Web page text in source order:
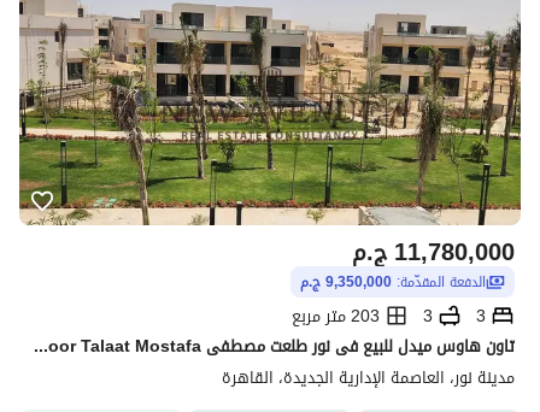
ج.م11,780,000
الدفعة المقدّمة: 9,350,000 ج.م
3
3
203 متر مربع
تاون هاوس ميدل للبيع فى نور طلعت مصطفى Noor Talaat Mostafa فى موقع متميز جدا فيو مفتوح علي لاندسكيب جاهزة على الاستلام الفورى غير مشطبه
مدينة نور، العاصمة الإدارية الجديدة، القاهرة